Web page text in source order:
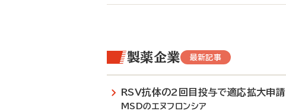
て
製薬企業 最新記事
RSV抗体の2回目投与で適応拡大申請
MSDのエヌフロンシア